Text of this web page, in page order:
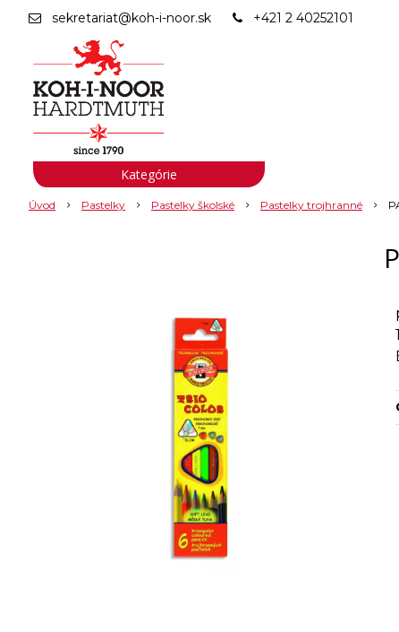
sekretariat@koh-i-noor.sk +421 2 40252101
Úvod Pastelky Pastelky školské Pastelky trojhranné
Kategórie